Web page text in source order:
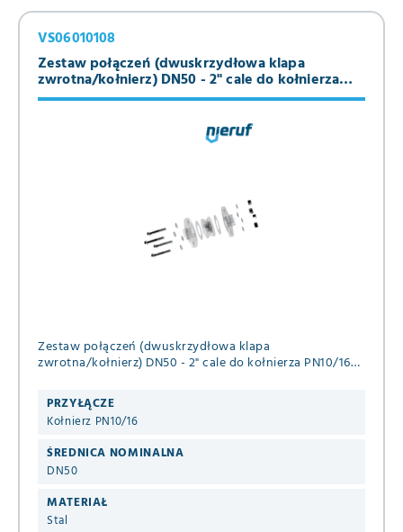
Zestaw połączeń (dwuskrzydłowa klapa
zwrotna/kołnierz) DN50 - 2" cale do kołnierza
PN10/16 Stal
VS06010108
Zestaw połączeń (dwuskrzydłowa klapa
zwrotna/kołnierz) DN50 - 2" cale do kołnierza PN10/16
PRZYŁĄCZE
Kołnierz PN10/16
ŚREDNICA NOMINALNA
DN50
MATERIAŁ
Stal